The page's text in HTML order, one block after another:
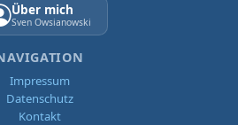
Über mich
Sven Owsianowski
Impressum
Datenschutz
Kontakt